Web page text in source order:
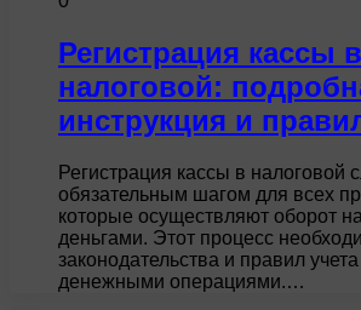
Регистрация кассы в
налоговой:
инструкция и
Регистрация кассы в налоговой
обязательным шагом для всех
которые осуществляют оборот
деньгами. Этот процесс
законодательства и правил
денежными операциями.…